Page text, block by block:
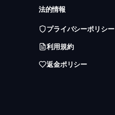
法的情報
プライバシーポリシー
利用規約
返金ポリシー